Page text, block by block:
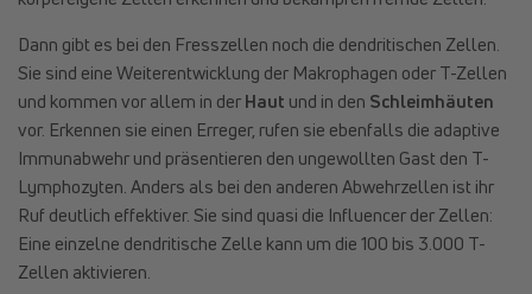
Dann gibt es bei den Fresszellen noch die dendritischen Zellen.
Sie sind eine Weiterentwicklung der Makrophagen oder T-Zellen
und kommen vor allem in der Haut und in den Schleimhäuten
vor. Erkennen sie einen Erreger, rufen sie ebenfalls die adaptive
Immunabwehr und präsentieren den ungewollten Gast den T-
Lymphozyten. Anders als bei den anderen Abwehrzellen ist ihr
Ruf deutlich effektiver. Sie sind quasi die Influencer der Zellen:
Eine einzelne dendritische Zelle kann um die 100 bis 3.000 T-
Zellen aktivieren.